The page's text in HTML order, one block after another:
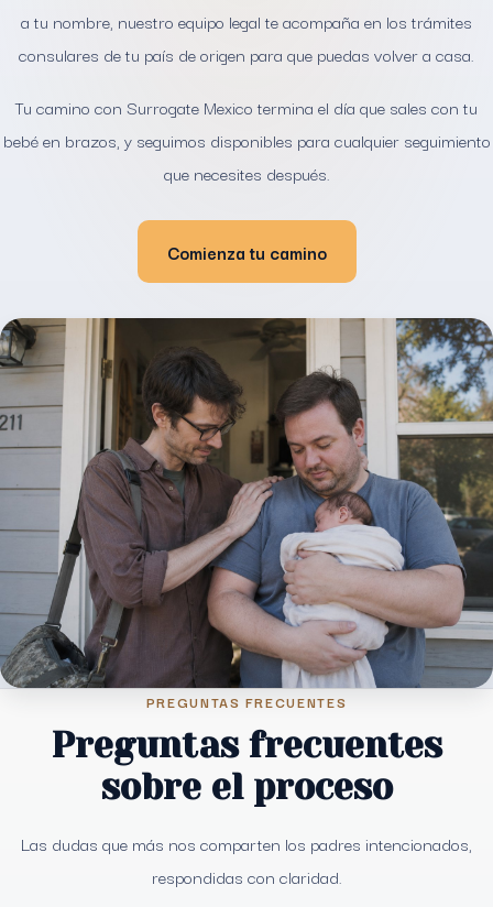
a tu nombre, nuestro equipo legal te acompaña en los trámites
consulares de tu país de origen para que puedas volver a casa.
Tu camino con Surrogate Mexico termina el día que sales con tu
bebé en brazos, y seguimos disponibles para cualquier seguimiento
que necesites después.
Comienza tu camino
PREGUNTAS FRECUENTES
Preguntas frecuentes
sobre el proceso
Las dudas que más nos comparten los padres intencionados,
respondidas con claridad.